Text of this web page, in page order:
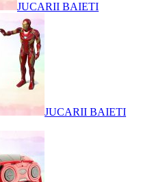
JUCARII BAIETI
JUCARII BAIETI